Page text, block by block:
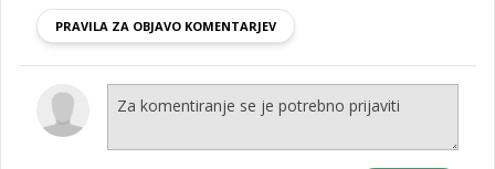
PRAVILA ZA OBJAVO KOMENTARJEV